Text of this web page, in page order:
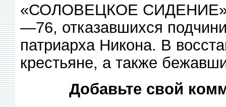
«СОЛОВЕЦКОЕ СИДЕНИЕ»,
—76, отказавшихся
патриарха Никона. В
крестьяне, а также
Добавьте свой